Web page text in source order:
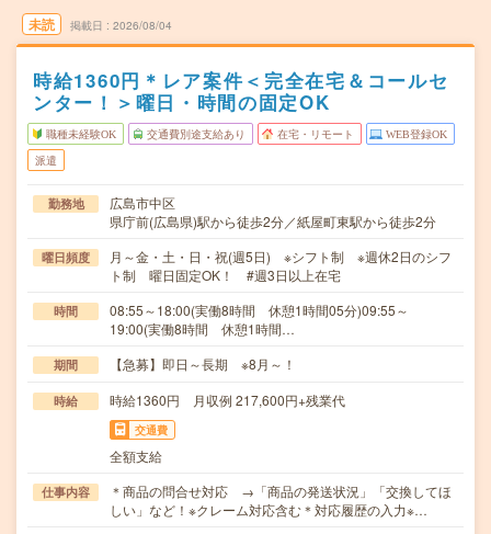
未読 掲載日 2026/08/04
時給1360円＊レア案件＜完全在宅＆コールセ
ンター！＞曜日・時間の固定OK
職種未経験OK 交通費別途支給あり 在宅・リモート WEB登録OK
派遣
勤務地
広島市中区
県庁前(広島県)駅から徒歩2分／紙屋町東駅から徒歩2分
曜日頻度
月～金・土・日・祝(週5日) ※シフト制 ※週休2日のシフ
ト制 曜日固定OK！ #週3日以上在宅
時間
08:55～18:00(実働8時間 休憩1時間05分)09:55～
19:00(実働8時間 休憩1時間…
期間 【急募】即日～長期 ※8月～！
時給 時給1360円 月収例 217,600円+残業代
交通費
全額支給
仕事内容
＊商品の問合せ対応 →「商品の発送状況」「交換してほ
しい」など！※クレーム対応含む＊対応履歴の入力※…